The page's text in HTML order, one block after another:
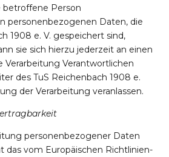
Person
personenbezogenen Daten, die
1908 e. V. gespeichert sind,
sie sich hierzu jederzeit an einen
Verarbeitung Verantwortlichen
des TuS Reichenbach 1908 e.
der Verarbeitung veranlassen.
personenbezogener Daten
das vom Europäischen Richtlinien-